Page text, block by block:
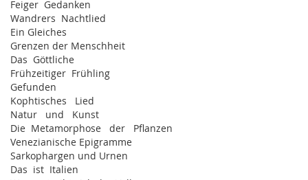
Feiger Gedanken
Wandrers Nachtlied
Ein Gleiches
Grenzen der Menschheit
Das Göttliche
Frühzeitiger Frühling
Gefunden
Kophtisches Lied
Natur und Kunst
Die Metamorphose der Pflanzen
Venezianische Epigramme
Sarkophargen und Urnen
Das ist Italien